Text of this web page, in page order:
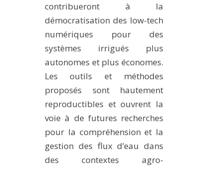
contribueront à la
démocratisation des low-tech
numériques pour des
systèmes irrigués plus
autonomes et plus économes.
Les outils et méthodes
proposés sont hautement
reproductibles et ouvrent la
voie à de futures recherches
pour la compréhension et la
gestion des flux d’eau dans
des contextes agro-